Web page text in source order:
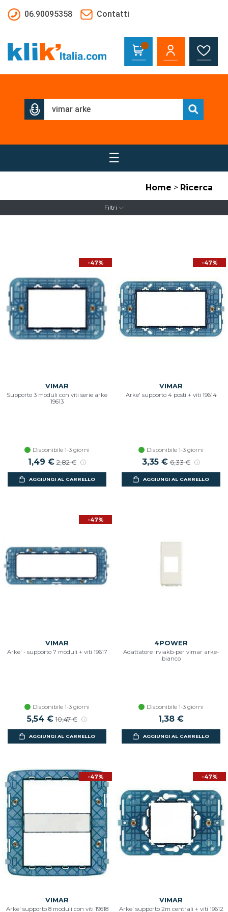
06.90095358
Contatti
☰
Home > Ricerca
Filtri
-47%
VIMAR
Supporto 3 moduli con viti serie arke
19613
Disponibile 1-3 giorni
Prezzo scontato
1,49 € Prezzo di listino
2,82 €
AGGIUNGI AL CARRELLO
-47%
VIMAR
Arke' supporto 4 posti + viti 19614
Disponibile 1-3 giorni
Prezzo scontato
3,35 € Prezzo di listino
6,33 €
AGGIUNGI AL CARRELLO
-47%
VIMAR
Arke' - supporto 7 moduli + viti 19617
Disponibile 1-3 giorni
Prezzo scontato
5,54 € Prezzo di listino
10,47 €
AGGIUNGI AL CARRELLO
4POWER
Adattatore irviakb-per vimar arke-
bianco
Disponibile 1-3 giorni
1,38 €
AGGIUNGI AL CARRELLO
-47%
VIMAR
Arke' supporto 8 moduli con viti 19618
-47%
VIMAR
Arke' supporto 2m centrali + viti 19612